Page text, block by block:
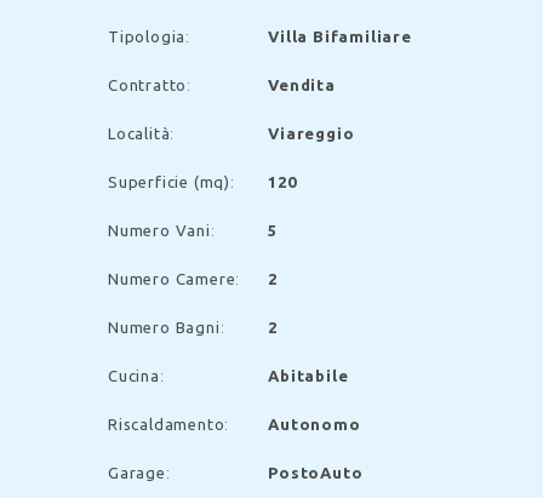
Tipologia : Villa Bifamiliare
Contratto : Vendita
Località: Viareggio
Superficie (mq) : 120
Numero Vani : 5
Numero Camere: 2
Numero Bagni : 2
Cucina : Abitabile
Riscaldamento: Autonomo
Garage : PostoAuto